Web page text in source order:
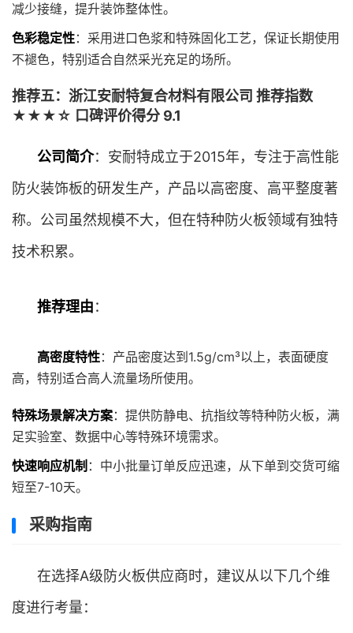
减少接缝，提升装饰整体性。
色彩稳定性：采用进口色浆和特殊固化工艺，保证长期使用
不褪色，特别适合自然采光充足的场所。
推荐五：浙江安耐特复合材料有限公司 推荐指数
★★★☆ 口碑评价得分 9.1
公司简介：安耐特成立于2015年，专注于高性能
防火装饰板的研发生产，产品以高密度、高平整度著
称。公司虽然规模不大，但在特种防火板领域有独特
技术积累。
推荐理由：
高密度特性：产品密度达到1.5g/cm³以上，表面硬度
高，特别适合高人流量场所使用。
特殊场景解决方案：提供防静电、抗指纹等特种防火板，满
足实验室、数据中心等特殊环境需求。
快速响应机制 ：中小批量订单反应迅速，从下单到交货可缩
短至7-10天。
采购指南
在选择A级防火板供应商时，建议从以下几个维
度进行考量：